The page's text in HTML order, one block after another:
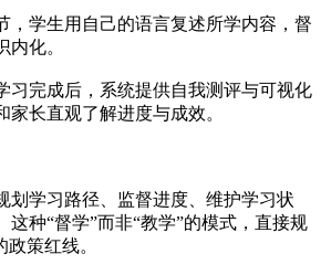
学生用自己的语言复述所学内容，督
化。
完成后，系统提供自我测评与可视化
长直观了解进度与成效。
划学习路径、监督进度、维护学习状
这种“督学”而非“教学”的模式，直接规
策红线。